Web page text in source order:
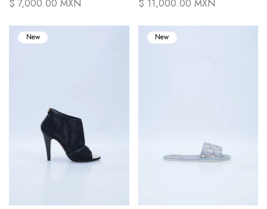
$ 7,000.00 MXN
$ 11,000.00 MXN
New New